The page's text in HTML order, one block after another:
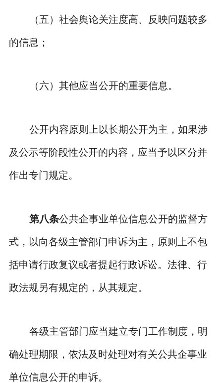
（五）社会舆论关注度高、反映问题较多
的信息；
（六）其他应当公开的重要信息。
公开内容原则上以长期公开为主，如果涉
及公示等阶段性公开的内容，应当予以区分并
作出专门规定。
第八条公共企事业单位信息公开的监督方
式，以向各级主管部门申诉为主，原则上不包
括申请行政复议或者提起行政诉讼。法律、行
政法规另有规定的，从其规定。
各级主管部门应当建立专门工作制度，明
确处理期限，依法及时处理对有关公共企事业
单位信息公开的申诉。